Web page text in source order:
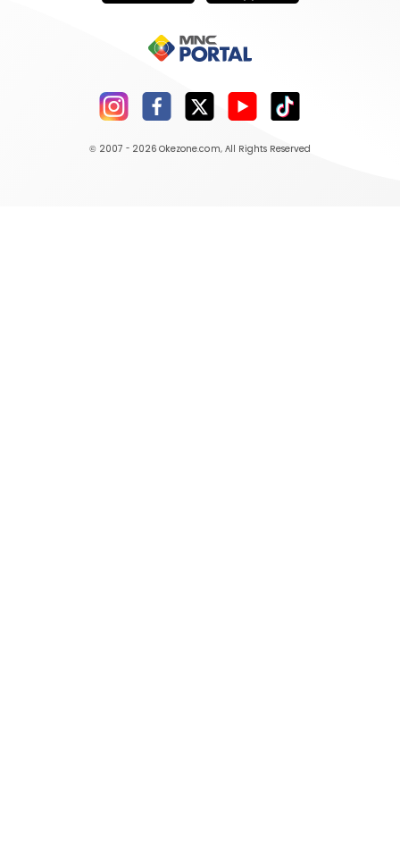
© 2007 - 2026 Okezone.com, All Rights Reserved